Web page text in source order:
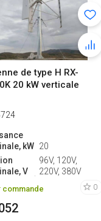
de type H RX-
20 kW verticale
kW 20
V
96V, 120V,
220V, 380V
commande 0